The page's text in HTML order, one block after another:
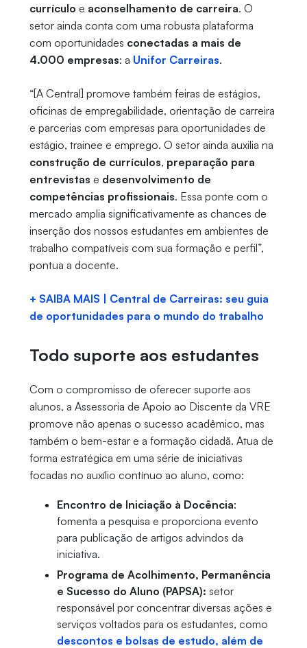
currículo e aconselhamento de carreira. O
setor ainda conta com uma robusta plataforma
com oportunidades conectadas a mais de
4.000 empresas: a Unifor Carreiras.
“[A Central] promove também feiras de estágios,
oficinas de empregabilidade, orientação de carreira
e parcerias com empresas para oportunidades de
estágio, trainee e emprego. O setor ainda auxilia na
construção de currículos, preparação para
entrevistas e desenvolvimento de
competências profissionais. Essa ponte com o
mercado amplia significativamente as chances de
inserção dos nossos estudantes em ambientes de
trabalho compatíveis com sua formação e perfil”,
pontua a docente.
+ SAIBA MAIS | Central de Carreiras: seu guia
de oportunidades para o mundo do trabalho
Todo suporte aos estudantes
Com o compromisso de oferecer suporte aos
alunos, a Assessoria de Apoio ao Discente da VRE
promove não apenas o sucesso acadêmico, mas
também o bem-estar e a formação cidadã. Atua de
forma estratégica em uma série de iniciativas
focadas no auxílio contínuo ao aluno, como:
Encontro de Iniciação à Docência:
fomenta a pesquisa e proporciona evento
para publicação de artigos advindos da
iniciativa.
Programa de Acolhimento, Permanência
e Sucesso do Aluno (PAPSA): setor
responsável por concentrar diversas ações e
serviços voltados para os estudantes, como
descontos e bolsas de estudo, além de